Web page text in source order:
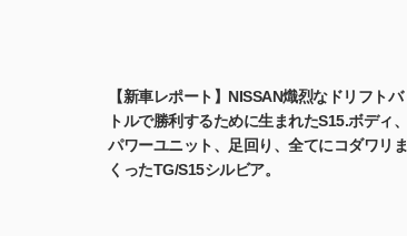
【新車レポート】NISSAN熾烈なドリフトバ
トルで勝利するために生まれたS15.ボディ、
パワーユニット、足回り、全てにコダワリま
くったTG/S15シルビア。